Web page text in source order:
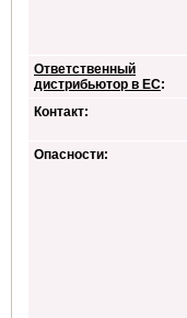
Ответственный
дистрибьютор в ЕС:
Контакт:
Опасности: